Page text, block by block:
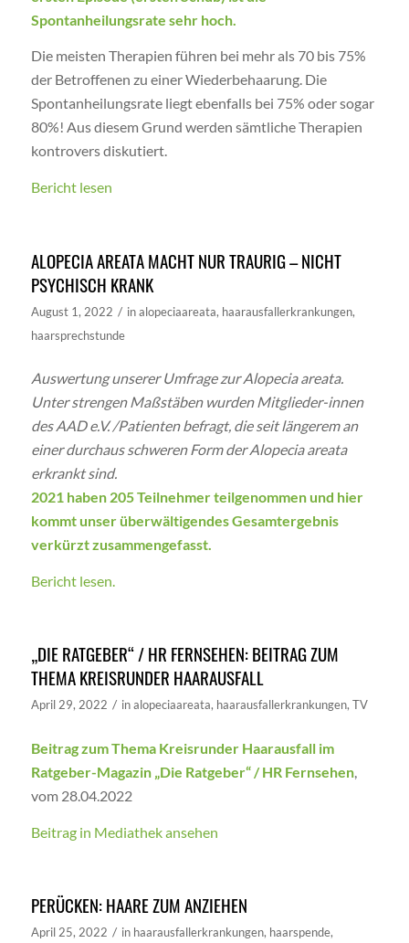
Spontanheilungsrate sehr hoch.
Die meisten Therapien führen bei mehr als 70 bis 75%
der Betroffenen zu einer Wiederbehaarung. Die
Spontanheilungsrate liegt ebenfalls bei 75% oder sogar
80%! Aus diesem Grund werden sämtliche Therapien
kontrovers diskutiert.
Bericht lesen
ALOPECIA AREATA MACHT NUR TRAURIG – NICHT
PSYCHISCH KRANK
August 1, 2022 / inalopeciaareata, haarausfallerkrankungen,
haarsprechstunde
Auswertung unserer Umfrage zur Alopecia areata.
Unter strengen Maßstäben wurden Mitglieder-innen
des AAD e.V. /Patienten befragt, die seit längerem an
einer durchaus schweren Form der Alopecia areata
erkrankt sind.
2021 haben 205 Teilnehmer teilgenommen und hier
kommt unser überwältigendes Gesamtergebnis
verkürzt zusammengefasst.
Bericht lesen.
„DIE RATGEBER“ / HR FERNSEHEN: BEITRAG ZUM
THEMA KREISRUNDER HAARAUSFALL
April 29, 2022 / inalopeciaareata, haarausfallerkrankungen, TV
Beitrag zum Thema Kreisrunder Haarausfall im
Ratgeber-Magazin „Die Ratgeber“ / HR Fernsehen,
vom 28.04.2022
Beitrag in Mediathek ansehen
PERÜCKEN: HAARE ZUM ANZIEHEN
April 25, 2022 / in haarausfallerkrankungen, haarspende,